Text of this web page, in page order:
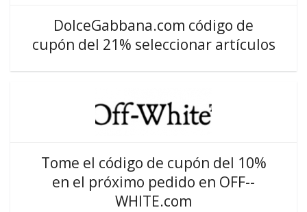
DolceGabbana.com código de
cupón del 21% seleccionar artículos
Tome el código de cupón del 10%
en el próximo pedido en OFF--
WHITE.com